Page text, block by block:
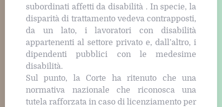
subordinati affetti da disabilità . In specie, la
disparità di trattamento vedeva contrapposti,
da un lato, i lavoratori con disabilità
appartenenti al settore privato e, dall’altro, i
dipendenti pubblici con le medesime
disabilità.
Sul punto, la Corte ha ritenuto che una
normativa nazionale che riconosca una
tutela rafforzata in caso di licenziamento per